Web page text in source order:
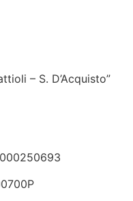
– S. D’Acquisto”